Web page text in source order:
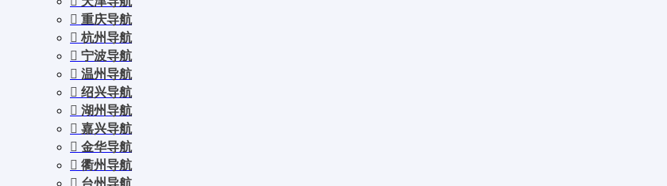
重庆导航
杭州导航
宁波导航
温州导航
绍兴导航
湖州导航
嘉兴导航
金华导航
衢州导航
台州导航